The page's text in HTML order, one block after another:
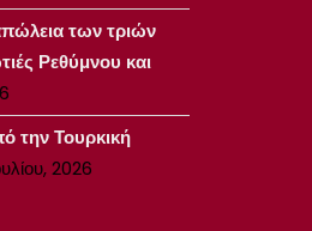
των τριών
Ρεθύμνου και
την Τουρκική
2026